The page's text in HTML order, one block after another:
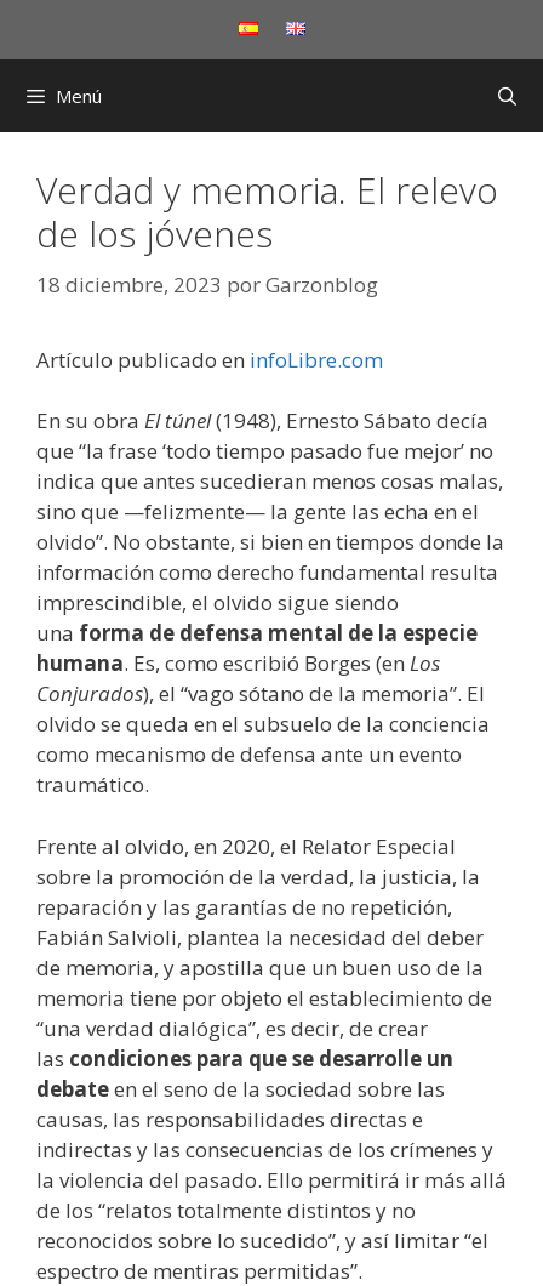
Menú
Verdad y memoria. El relevo
de los jóvenes
18 diciembre, 2023 porGarzonblog
Artículo publicado en infoLibre.com
En su obra El túnel(1948), Ernesto Sábato decía
que “la frase ‘todo tiempo pasado fue mejor’ no
indica que antes sucedieran menos cosas malas,
sino que —felizmente— la gente las echa en el
olvido”. No obstante, si bien en tiempos donde la
información como derecho fundamental resulta
imprescindible, el olvido sigue siendo
una forma de defensa mental de la especie
humana. Es, como escribió Borges (en Los
Conjurados), el “vago sótano de la memoria”. El
olvido se queda en el subsuelo de la conciencia
como mecanismo de defensa ante un evento
traumático.
Frente al olvido, en 2020, el Relator Especial
sobre la promoción de la verdad, la justicia, la
reparación y las garantías de no repetición,
Fabián Salvioli, plantea la necesidad del deber
de memoria, y apostilla que un buen uso de la
memoria tiene por objeto el establecimiento de
“una verdad dialógica”, es decir, de crear
las condiciones para que se desarrolle un
debateen el seno de la sociedad sobre las
causas, las responsabilidades directas e
indirectas y las consecuencias de los crímenes y
la violencia del pasado. Ello permitirá ir más allá
de los “relatos totalmente distintos y no
reconocidos sobre lo sucedido”, y así limitar “el
espectro de mentiras permitidas”.